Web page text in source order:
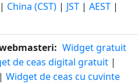
| China (CST) | JST | AEST |
Widget gratuit
de ceas digital gratuit |
| Widget de ceas cu cuvinte